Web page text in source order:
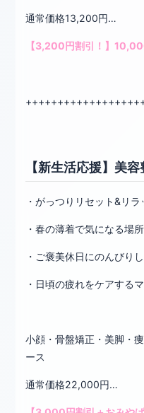
通常価格13,200円…
【3,200円割引！】
【新生活応援】美
・がっつりリセット&リ
・春の薄着で気になる場
・ご褒美休日にのんびり
・日頃の疲れをケアする
小顔・骨盤矯正・美脚・
ース
通常価格22,000円…